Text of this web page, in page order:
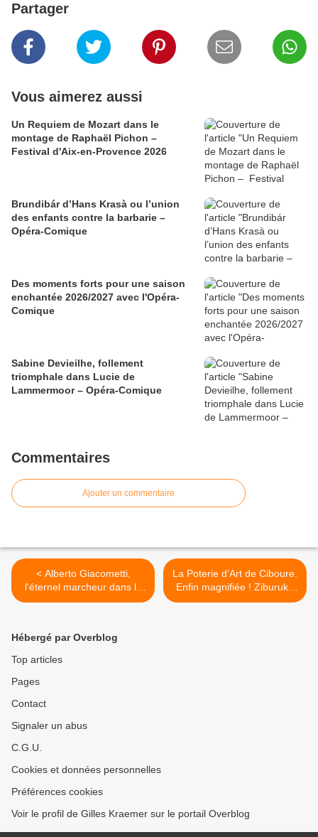
Partager
Vous aimerez aussi
Un Requiem de Mozart dans le
montage de Raphaël Pichon –
Festival d'Aix-en-Provence 2026
Brundibár d’Hans Krasà ou l’union
des enfants contre la barbarie –
Opéra-Comique
Des moments forts pour une saison
enchantée 2026/2027 avec l'Opéra-
Comique
Sabine Devieilhe, follement
triomphale dans Lucie de
Lammermoor – Opéra-Comique
Commentaires
Ajouter un commentaire
< Alberto Giacometti,
l'éternel marcheur dans la
ville (III)
La Poterie d’Art de Ciboure.
Enfin magnifiée ! Ziburuko
Arte Eltzegintza >
Hébergé par Overblog
Top articles
Pages
Contact
Signaler un abus
C.G.U.
Cookies et données personnelles
Préférences cookies
Voir le profil de Gilles Kraemer sur le portail Overblog